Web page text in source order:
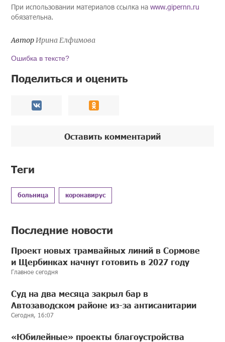
При использовании материалов ссылка наwww.gipernn.ru
обязательна.
Автор Ирина Елфимова
Ошибка в тексте?
Поделиться и оценить
Оставить комментарий
Теги
больница коронавирус
Последние новости
Проект новых трамвайных линий в Сормове
и Щербинках начнут готовить в 2027 году
Главное сегодня
Суд на два месяца закрыл бар в
Автозаводском районе из-за антисанитарии
Сегодня, 16:07
«Юбилейные» проекты благоустройства